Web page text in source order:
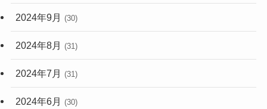
2024年9月 (30)
2024年8月 (31)
2024年7月 (31)
2024年6月 (30)